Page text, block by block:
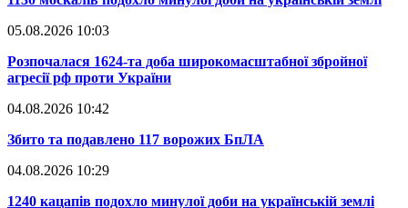
05.08.2026 10:03
​Розпочалася 1624-та доба широкомасштабної збройної
агресії рф проти України
04.08.2026 10:42
​Збито та подавлено 117 ворожих БпЛА
04.08.2026 10:29
​1240 кацапів подохло минулої доби на українській землі